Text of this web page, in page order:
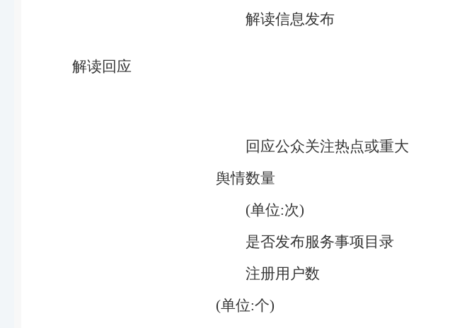
解读回应
解读信息发布
回应公众关注热点或重大
舆情数量
(单位:次)
是否发布服务事项目录
注册用户数
(单位:个)